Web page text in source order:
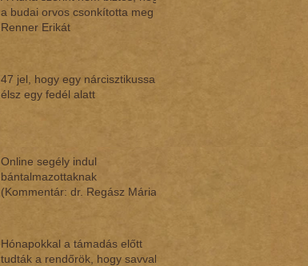
a budai orvos csonkította meg
Renner Erikát
47 jel, hogy egy nárcisztikussal
élsz egy fedél alatt
Online segély indul
bántalmazottaknak
(Kommentár: dr. Regász Mária)
Hónapokkal a támadás előtt
tudták a rendőrök, hogy savval